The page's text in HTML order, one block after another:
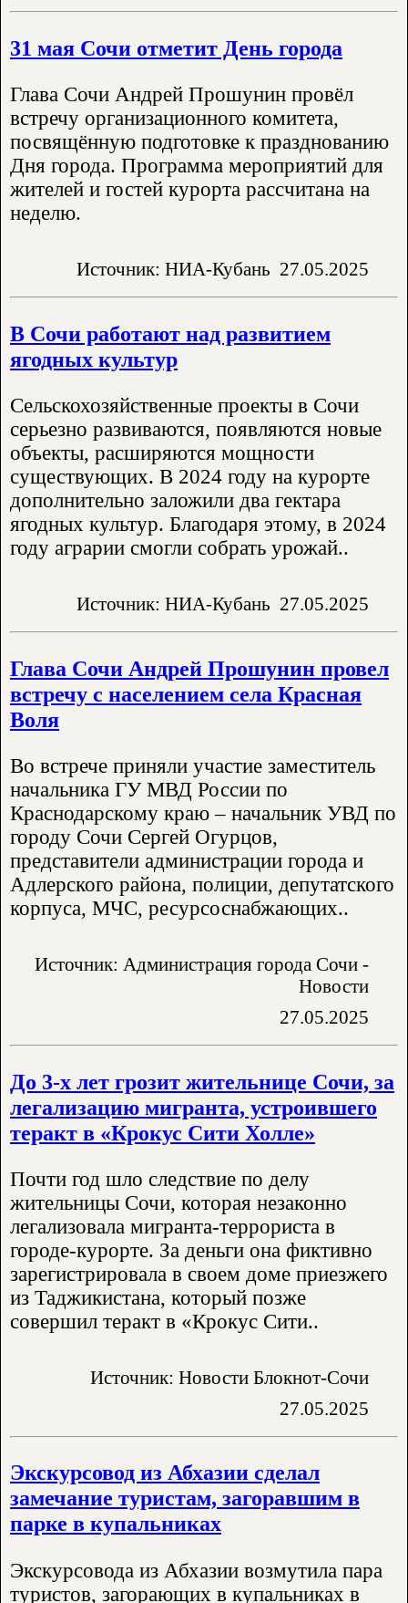
31 мая Сочи отметит День города
Глава Сочи Андрей Прошунин провёл
встречу организационного комитета,
посвящённую подготовке к празднованию
Дня города. Программа мероприятий для
жителей и гостей курорта рассчитана на
неделю.
Источник: НИА-Кубань 27.05.2025
В Сочи работают над развитием
ягодных культур
Сельскохозяйственные проекты в Сочи
серьезно развиваются, появляются новые
объекты, расширяются мощности
существующих. В 2024 году на курорте
дополнительно заложили два гектара
ягодных культур. Благодаря этому, в 2024
году аграрии смогли собрать урожай..
Источник: НИА-Кубань 27.05.2025
Глава Сочи Андрей Прошунин провел
встречу с населением села Красная
Воля
Во встрече приняли участие заместитель
начальника ГУ МВД России по
Краснодарскому краю – начальник УВД по
городу Сочи Сергей Огурцов,
представители администрации города и
Адлерского района, полиции, депутатского
корпуса, МЧС, ресурсоснабжающих..
Источник: Администрация города Сочи -
Новости
27.05.2025
До 3-х лет грозит жительнице Сочи, за
легализацию мигранта, устроившего
теракт в «Крокус Сити Холле»
Почти год шло следствие по делу
жительницы Сочи, которая незаконно
легализовала мигранта-террориста в
городе-курорте. За деньги она фиктивно
зарегистрировала в своем доме приезжего
из Таджикистана, который позже
совершил теракт в «Крокус Сити..
Источник: Новости Блокнот-Сочи
27.05.2025
Экскурсовод из Абхазии сделал
замечание туристам, загоравшим в
парке в купальниках
Экскурсовода из Абхазии возмутила пара
туристов, загорающих в купальниках в